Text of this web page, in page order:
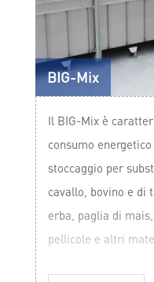
BIG-Mix
Il BIG-Mix è
consumo
stoccaggio per
cavallo, bovino e di
erba, paglia di
pellicole e altri